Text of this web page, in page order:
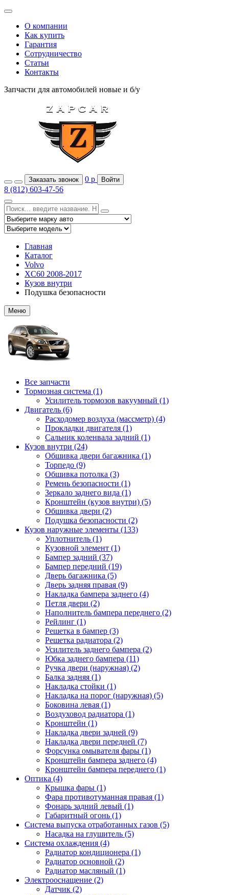
О компании
Как купить
Гарантия
Сотрудничество
Статьи
Контакты
Запчасти для автомобилей новые и б/у
Заказать звонок 0 р Войти
8 (812) 603-47-56
Главная
Каталог
Volvo
XC60 2008-2017
Кузов внутри
Подушка безопасности
Меню
Все запчасти
Тормозная система (1)
Усилитель тормозов вакуумный (1)
Двигатель (6)
Расходомер воздуха (массметр) (4)
Прокладки двигателя (1)
Сальник коленвала задний (1)
Кузов внутри (24)
Обшивка двери багажника (1)
Торпедо (9)
Обшивка потолка (3)
Ремень безопасности (1)
Зеркало заднего вида (1)
Кронштейн (кузов внутри) (5)
Обшивка двери (2)
Подушка безопасности (2)
Кузов наружные элементы (133)
Уплотнитель (1)
Кузовной элемент (1)
Бампер задний (37)
Бампер передний (19)
Дверь багажника (5)
Дверь задняя правая (9)
Накладка бампера заднего (4)
Петля двери (2)
Наполнитель бампера переднего (2)
Рейлинг (1)
Решетка в бампер (3)
Решетка радиатора (2)
Усилитель заднего бампера (2)
Юбка заднего бампера (11)
Ручка двери (наружная) (2)
Балка задняя (1)
Накладка стойки (1)
Накладка на порог (наружная) (5)
Боковина левая (1)
Воздуховод радиатора (1)
Кронштейн (1)
Накладка двери задней (9)
Накладка двери передней (7)
Форсунка омывателя фары (1)
Кронштейн бампера заднего (4)
Кронштейн бампера переднего (1)
Оптика (4)
Крышка фары (1)
Фара противотуманная правая (1)
Фонарь задний левый (1)
Габаритный огонь (1)
Система выпуска отработанных газов (5)
Насадка на глушитель (5)
Система охлаждения (4)
Радиатор кондиционера (1)
Радиатор основной (2)
Радиатор масляный (1)
Электрооснащение (2)
Датчик (2)